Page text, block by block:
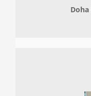
Doha